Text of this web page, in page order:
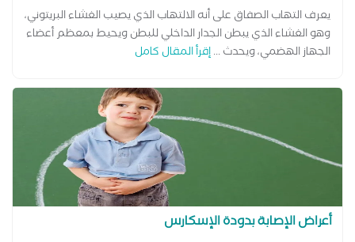
يعرف التهاب الصفاق على أنه الالتهاب الذي يصيب الغشاء البريتوني،
وهو الغشاء الذي يبطن الجدار الداخلي للبطن ويحيط بمعظم أعضاء
الجهاز الهضمي، ويحدث ...إقرأ المقال كامل
أعراض الإصابة بدودة الإسكارس